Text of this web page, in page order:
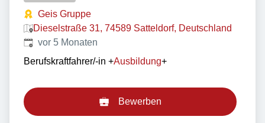
Geis Gruppe
Dieselstraße 31, 74589 Satteldorf, Deutschland
Veröffentlicht:
vor 5 Monaten
Berufskraftfahrer/-in +Ausbildung+
Bewerben